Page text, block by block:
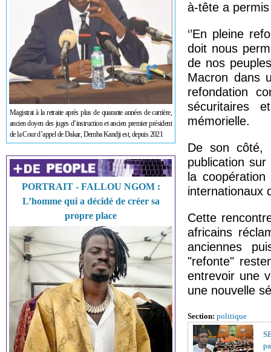
Magistrat à la retraite après plus de quarante années de carrière,
ancien doyen des juges d’instruction et ancien premier président
de la Cour d’appel de Dakar, Demba Kandji est, depuis 2021
PORTRAIT - FALLOU NGOM :
L’homme qui a décidé de créer sa
propre place
à-tête a
‘’En pleine
doit nous
de nos
Macron dans
refondation
sécuritaires
mémorielle.
De son côté,
publication
la
internationaux
Cette
africains
anciennes
"refonte"
entrevoir une
une nouvelle
Section: politique